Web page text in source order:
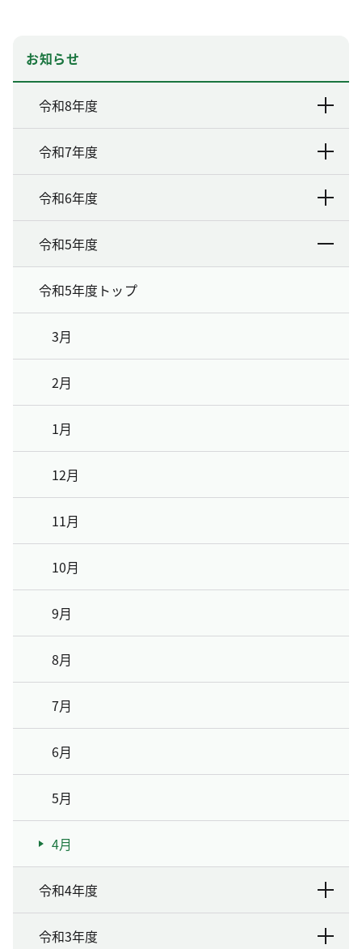
お知らせ
令和8年度
令和7年度
令和6年度
令和5年度
令和5年度トップ
3月
2月
1月
12月
11月
10月
9月
8月
7月
6月
5月
4月
令和4年度
令和3年度